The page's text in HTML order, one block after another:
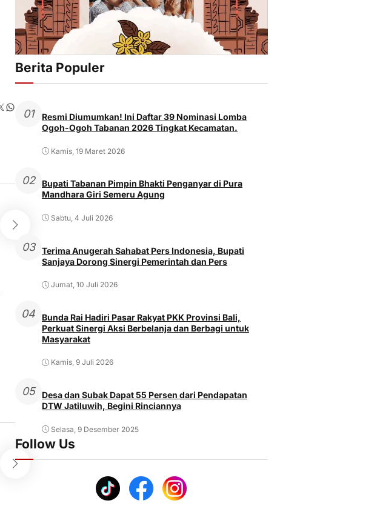
WhatsApp
Peristiwa
Pria ODGJ di Denpasar Serang
Rabu, 5 Agustus 2026
Peristiwa
Selasa, 4 Agustus 2026
Berita Populer
01
Resmi Diumumkan! Ini Daftar 39 Nominasi Lomba
Ogoh-Ogoh Tabanan 2026 Tingkat Kecamatan.
Kamis, 19 Maret 2026
02
Bupati Tabanan Pimpin Bhakti Penganyar di Pura
Mandhara Giri Semeru Agung
Sabtu, 4 Juli 2026
03
Terima Anugerah Sahabat Pers Indonesia, Bupati
Sanjaya Dorong Sinergi Pemerintah dan Pers
Jumat, 10 Juli 2026
04
Bunda Rai Hadiri Pasar Rakyat PKK Provinsi Bali,
Perkuat Sinergi Aksi Berbelanja dan Berbagi untuk
Masyarakat
Kamis, 9 Juli 2026
05
Desa dan Subak Dapat 55 Persen dari Pendapatan
DTW Jatiluwih, Begini Rinciannya
Selasa, 9 Desember 2025
Follow Us